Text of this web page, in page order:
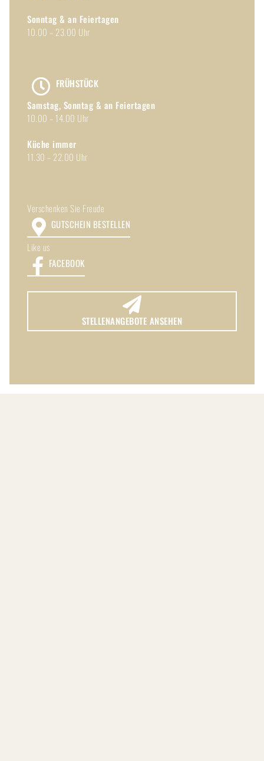
Sonntag & an Feiertagen
10.00 – 23.00 Uhr
FRÜHSTÜCK
Samstag, Sonntag & an Feiertagen
10.00 – 14.00 Uhr
Küche immer
11.30 – 22.00 Uhr
Verschenken Sie Freude
GUTSCHEIN BESTELLEN
Like us
FACEBOOK
STELLENANGEBOTE ANSEHEN